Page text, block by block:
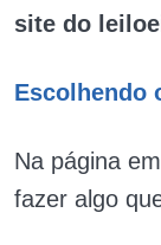
site do
Escolhendo
Na página
fazer algo